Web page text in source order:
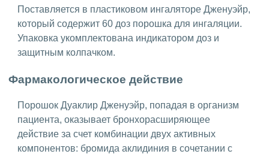
Поставляется в пластиковом ингаляторе Дженуэйр,
который содержит 60 доз порошка для ингаляции.
Упаковка укомплектована индикатором доз и
защитным колпачком.
Фармакологическое действие
Порошок Дуаклир Дженуэйр, попадая в организм
пациента, оказывает бронхорасширяющее
действие за счет комбинации двух активных
компонентов: бромида аклидиния в сочетании с